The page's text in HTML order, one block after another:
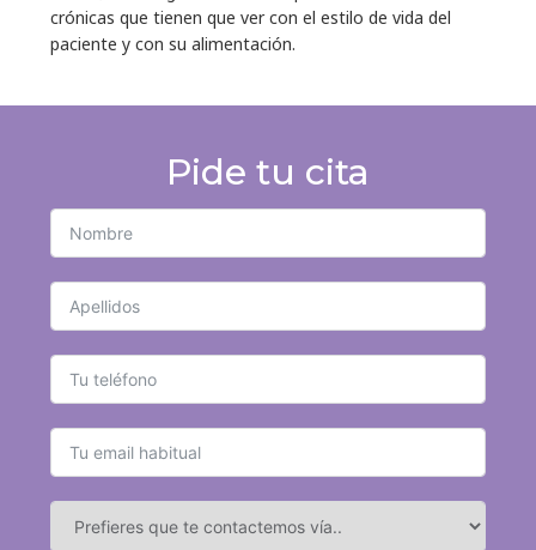
crónicas que tienen que ver con el estilo de vida del
paciente y con su alimentación.
Pide tu cita